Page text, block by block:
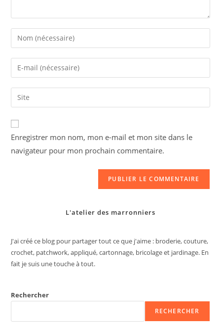
Enter
your
name
comment
Enter
your
email
address
comment
Saisir
l’URL
de
votre
site
(facultatif)
Enregistrer mon nom, mon e-mail et mon site dans le
navigateur pour mon prochain commentaire.
L'atelier des marronniers
J'ai créé ce blog pour partager tout ce que j'aime : broderie, couture,
crochet, patchwork, appliqué, cartonnage, bricolage et jardinage. En
fait je suis une touche à tout.
Rechercher
RECHERCHER